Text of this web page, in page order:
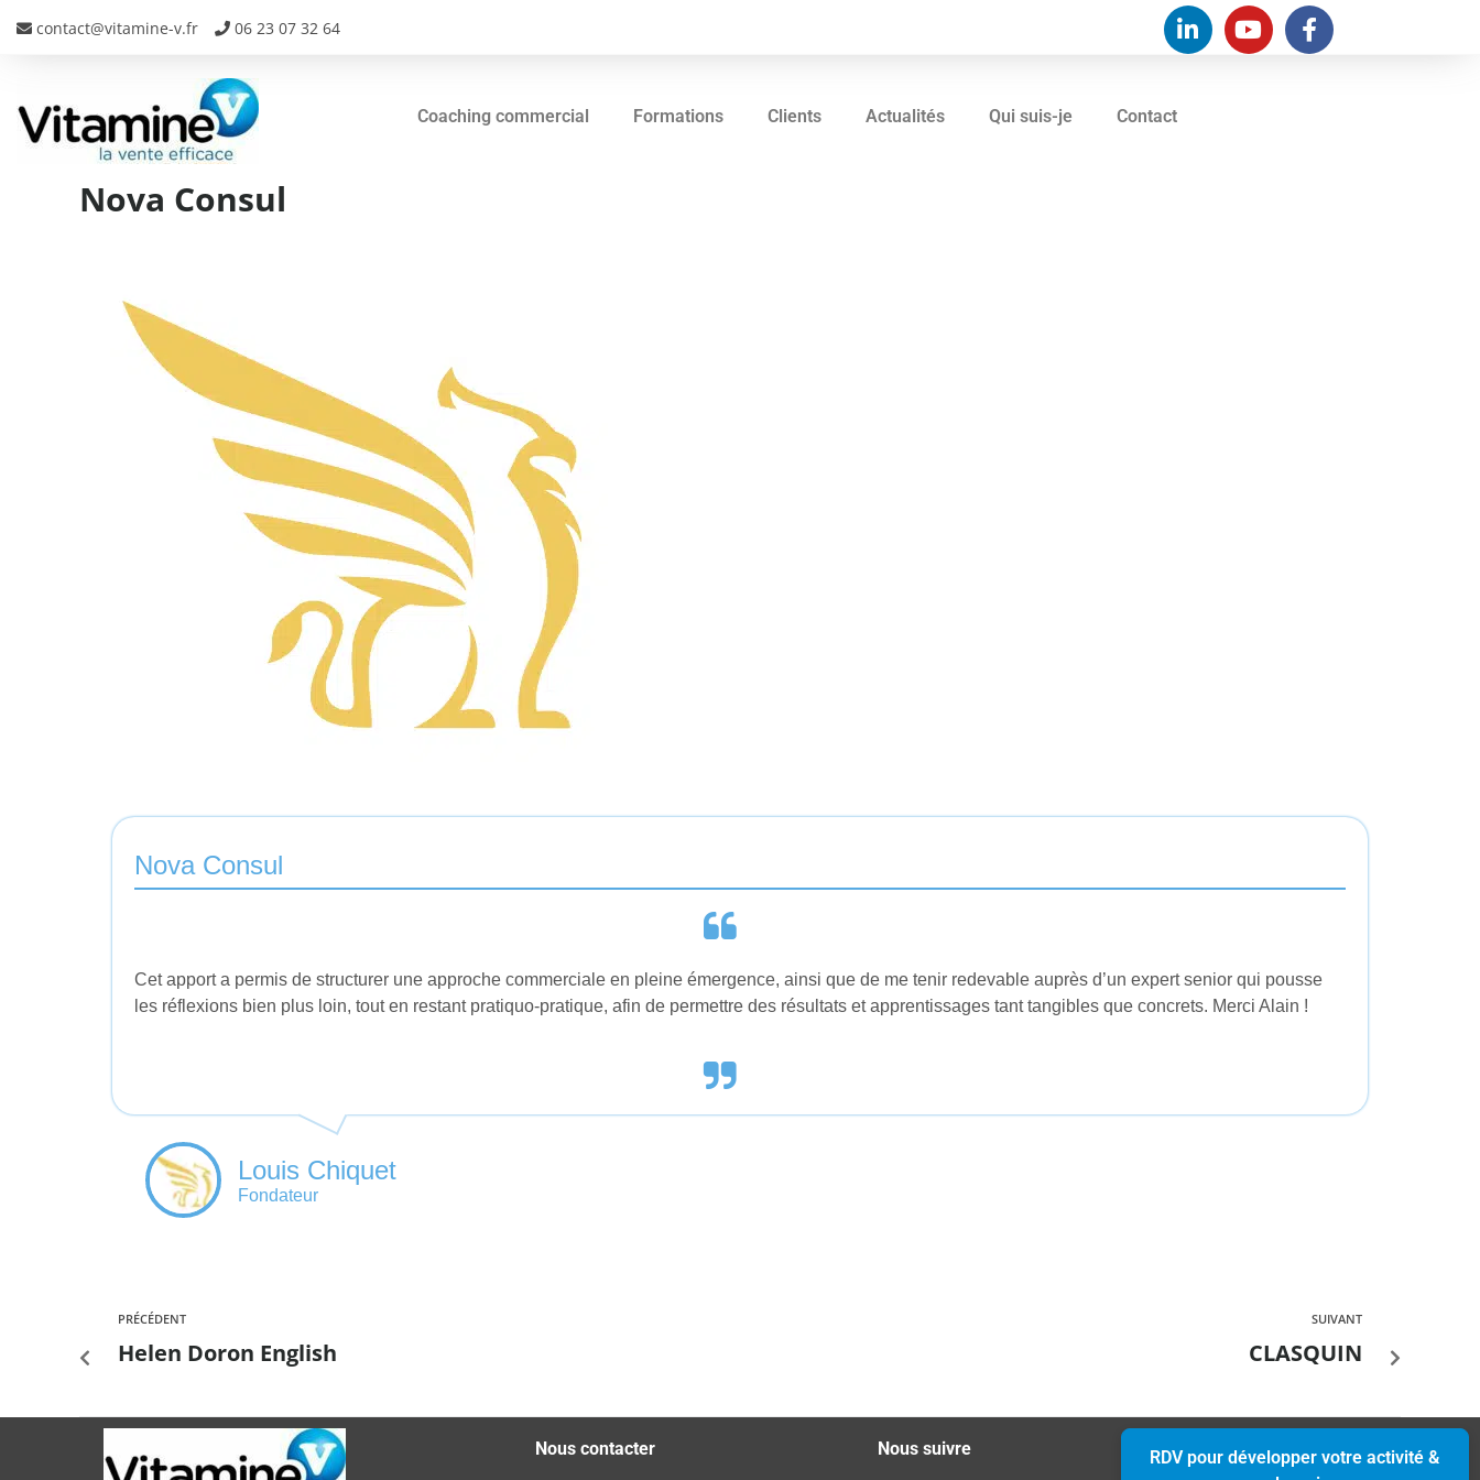
contact@vitamine-v.fr 06 23 07 32 64
Coaching commercial Formations Clients Actualités Qui suis-je Contact
Nova Consul
Nova Consul
Cet apport a permis de structurer une approche commerciale en pleine émergence, ainsi que de me tenir redevable auprès d’un expert senior qui pousse
les réflexions bien plus loin, tout en restant pratiquo-pratique, afin de permettre des résultats et apprentissages tant tangibles que concrets. Merci Alain !
Louis Chiquet
Fondateur
PRÉCÉDENT
Helen Doron English
SUIVANT
CLASQUIN
Nous contacter Nous suivre
RDV pour développer votre activité &